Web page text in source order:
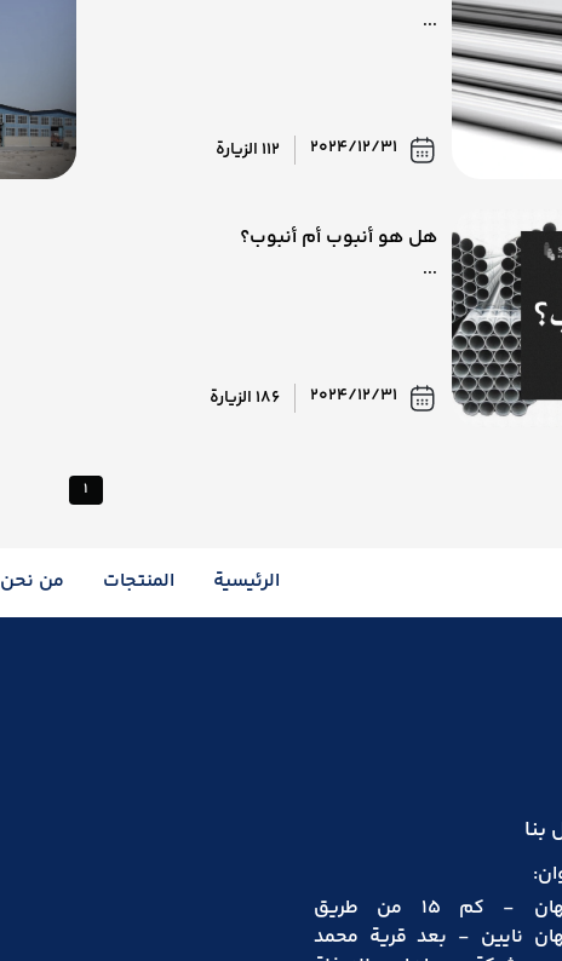
...
2024/12/31 112 الزيارة
هل هو أنبوب أم أنبوب؟
...
2024/12/31 186 الزيارة
1
الرئيسية المنتجات من نحن
بنا
أصفهان - كم 15 من طريق
نايين - بعد قرية محمد